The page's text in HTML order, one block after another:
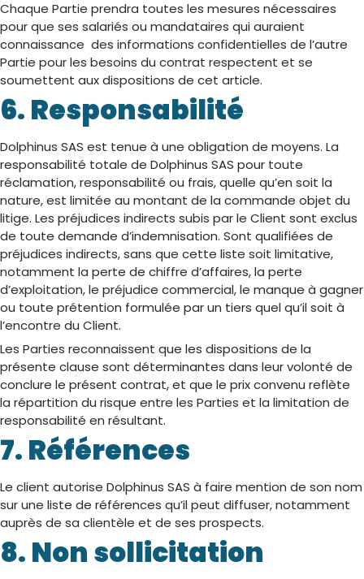
Chaque Partie prendra toutes les mesures nécessaires
pour que ses salariés ou mandataires qui auraient
connaissance des informations confidentielles de l’autre
Partie pour les besoins du contrat respectent et se
soumettent aux dispositions de cet article.
6. Responsabilité
Dolphinus SAS est tenue à une obligation de moyens. La
responsabilité totale de Dolphinus SAS pour toute
réclamation, responsabilité ou frais, quelle qu’en soit la
nature, est limitée au montant de la commande objet du
litige. Les préjudices indirects subis par le Client sont exclus
de toute demande d’indemnisation. Sont qualifiées de
préjudices indirects, sans que cette liste soit limitative,
notamment la perte de chiffre d’affaires, la perte
d’exploitation, le préjudice commercial, le manque à gagner
ou toute prétention formulée par un tiers quel qu’il soit à
l’encontre du Client.
Les Parties reconnaissent que les dispositions de la
présente clause sont déterminantes dans leur volonté de
conclure le présent contrat, et que le prix convenu reflète
la répartition du risque entre les Parties et la limitation de
responsabilité en résultant.
7. Références
Le client autorise Dolphinus SAS à faire mention de son nom
sur une liste de références qu’il peut diffuser, notamment
auprès de sa clientèle et de ses prospects.
8. Non sollicitation